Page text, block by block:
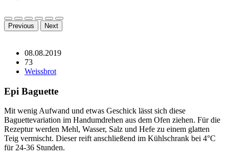
Previous Next
08.08.2019
73
Weissbrot
Epi Baguette
Mit wenig Aufwand und etwas Geschick lässt sich diese
Baguettevariation im Handumdrehen aus dem Ofen ziehen. Für die
Rezeptur werden Mehl, Wasser, Salz und Hefe zu einem glatten
Teig vermischt. Dieser reift anschließend im Kühlschrank bei 4°C
für 24-36 Stunden.